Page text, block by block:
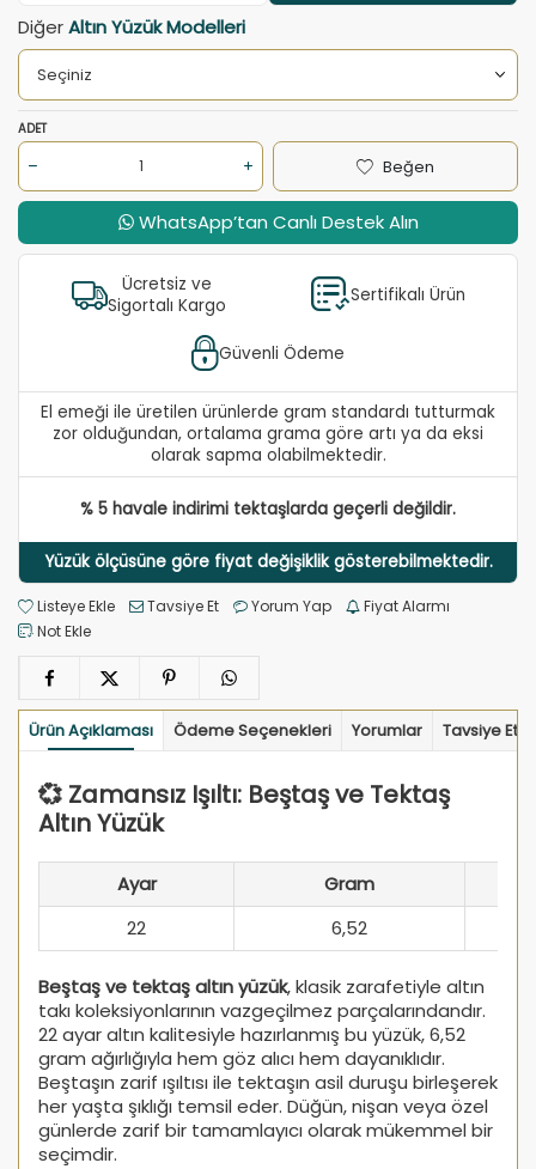
DiğerAltın Yüzük Modelleri
ADET
Beğen
WhatsApp’tan Canlı Destek Alın
Ücretsiz ve
Sigortalı Kargo
Sertifikalı Ürün
Güvenli Ödeme
El emeği ile üretilen ürünlerde gram standardı tutturmak
zor olduğundan, ortalama grama göre artı ya da eksi
olarak sapma olabilmektedir.
% 5 havale indirimi tektaşlarda geçerli değildir.
Yüzük ölçüsüne göre fiyat değişiklik gösterebilmektedir.
Listeye Ekle Tavsiye Et Yorum Yap
Fiyat Alarmı
Not Ekle
Ürün Açıklaması Ödeme Seçenekleri Yorumlar Tavsiye Et
💞 Zamansız Işıltı: Beştaş ve Tektaş
Altın Yüzük
Ayar
Gram
22
6,52
Beştaş ve tektaş altın yüzük, klasik zarafetiyle altın
takı koleksiyonlarının vazgeçilmez parçalarındandır.
22 ayar altın kalitesiyle hazırlanmış bu yüzük, 6,52
gram ağırlığıyla hem göz alıcı hem dayanıklıdır.
Beştaşın zarif ışıltısı ile tektaşın asil duruşu birleşerek
her yaşta şıklığı temsil eder. Düğün, nişan veya özel
günlerde zarif bir tamamlayıcı olarak mükemmel bir
seçimdir.